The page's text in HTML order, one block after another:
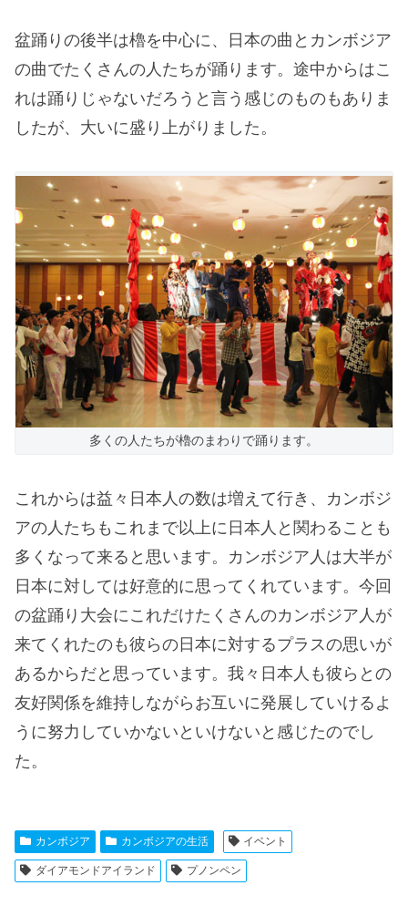
盆踊りの後半は櫓を中心に、日本の曲とカンボジア
の曲でたくさんの人たちが踊ります。途中からはこ
れは踊りじゃないだろうと言う感じのものもありま
したが、大いに盛り上がりました。
多くの人たちが櫓のまわりで踊ります。
これからは益々日本人の数は増えて行き、カンボジ
アの人たちもこれまで以上に日本人と関わることも
多くなって来ると思います。カンボジア人は大半が
日本に対しては好意的に思ってくれています。今回
の盆踊り大会にこれだけたくさんのカンボジア人が
来てくれたのも彼らの日本に対するプラスの思いが
あるからだと思っています。我々日本人も彼らとの
友好関係を維持しながらお互いに発展していけるよ
うに努力していかないといけないと感じたのでし
た。
カンボジア カンボジアの生活 イベント
ダイアモンドアイランド プノンペン